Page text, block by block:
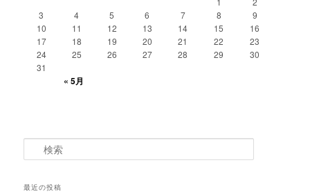
3
4 5 6 7 8
9
10
11 12 13 14 15
16
17
18 19 20 21 22
23
24
25 26 27 28 29
30
31
« 5月
索
最近の投稿